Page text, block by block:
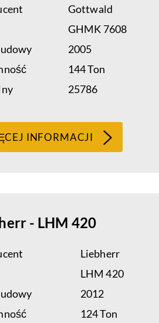
Gottwald
GHMK 7608
2005
144 Ton
25786
INFORMACJI
- LHM 420
Liebherr
LHM 420
2012
124 Ton